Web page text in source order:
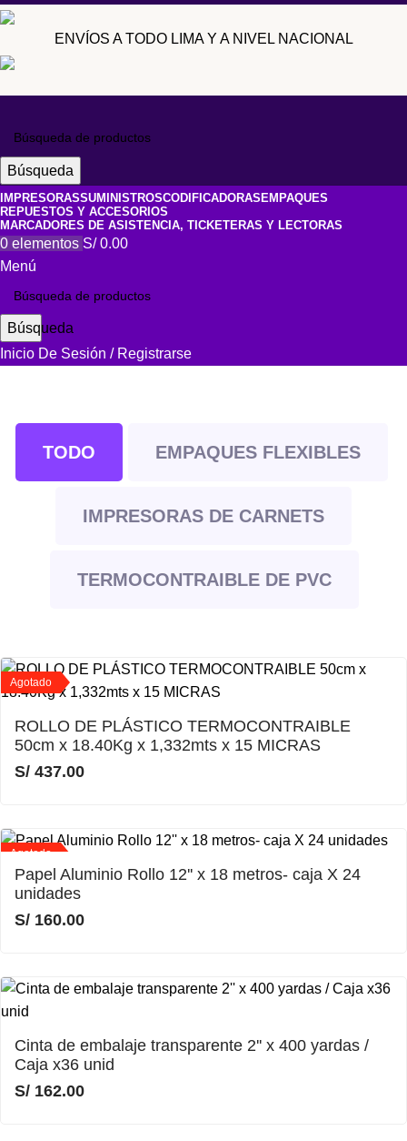
ENVÍOS A TODO LIMA Y A NIVEL NACIONAL
Búsqueda
IMPRESORASSUMINISTROSCODIFICADORAS EMPAQUES
REPUESTOS Y ACCESORIOS
MARCADORES DE ASISTENCIA, TICKETERAS Y LECTORAS
0 elementos S/0.00
Menú
Búsqueda
Inicio De Sesión / Registrarse
TODO EMPAQUES FLEXIBLES
IMPRESORAS DE CARNETS
TERMOCONTRAIBLE DE PVC
Agotado
ROLLO DE PLÁSTICO TERMOCONTRAIBLE
50cm x 18.40Kg x 1,332mts x 15 MICRAS
S/ 437.00
Agotado
Papel Aluminio Rollo 12'' x 18 metros- caja X 24
unidades
S/ 160.00
Cinta de embalaje transparente 2'' x 400 yardas /
Caja x36 unid
S/ 162.00